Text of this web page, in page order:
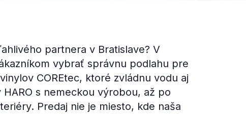
partnera v Bratislave? V
vybrať správnu podlahu pre
COREtec, ktoré zvládnu vodu aj
s nemeckou výrobou, až po
Predaj nie je miesto, kde naša